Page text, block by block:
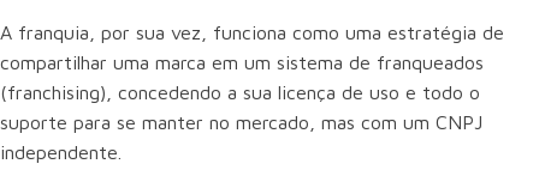
A franquia, por sua vez, funciona como uma estratégia de
compartilhar uma marca em um sistema de franqueados
(franchising), concedendo a sua licença de uso e todo o
suporte para se manter no mercado, mas com um CNPJ
independente.